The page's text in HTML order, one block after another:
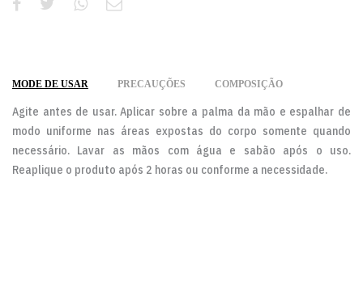
MODE DE USAR PRECAUÇÕES COMPOSIÇÃO
Agite antes de usar. Aplicar sobre a palma da mão e espalhar de
modo uniforme nas áreas expostas do corpo somente quando
necessário. Lavar as mãos com água e sabão após o uso.
Reaplique o produto após 2 horas ou conforme a necessidade.